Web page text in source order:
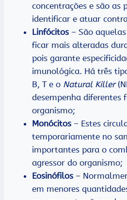
concentrações e são as
identificar e atuar
Linfócitos – São
ficar mais alteradas
pois garante
imunológica. Há três
B, T e o Natural Killer
desempenha diferentes
organismo;
Monócitos – Estes
temporariamente no
importantes para o
agressor do organismo;
Eosinófilos –
em menores